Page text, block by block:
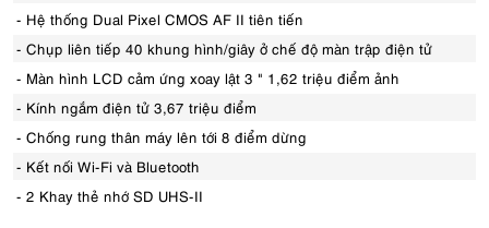
- Hệ thống Dual Pixel CMOS AF II tiên tiến
- Chụp liên tiếp 40 khung hình/giây ở chế độ màn trập điện tử
- Màn hình LCD cảm ứng xoay lật 3 " 1,62 triệu điểm ảnh
- Kính ngắm điện tử 3,67 triệu điểm
- Chống rung thân máy lên tới 8 điểm dừng
- Kết nối Wi-Fi và Bluetooth
- 2 Khay thẻ nhớ SD UHS-II